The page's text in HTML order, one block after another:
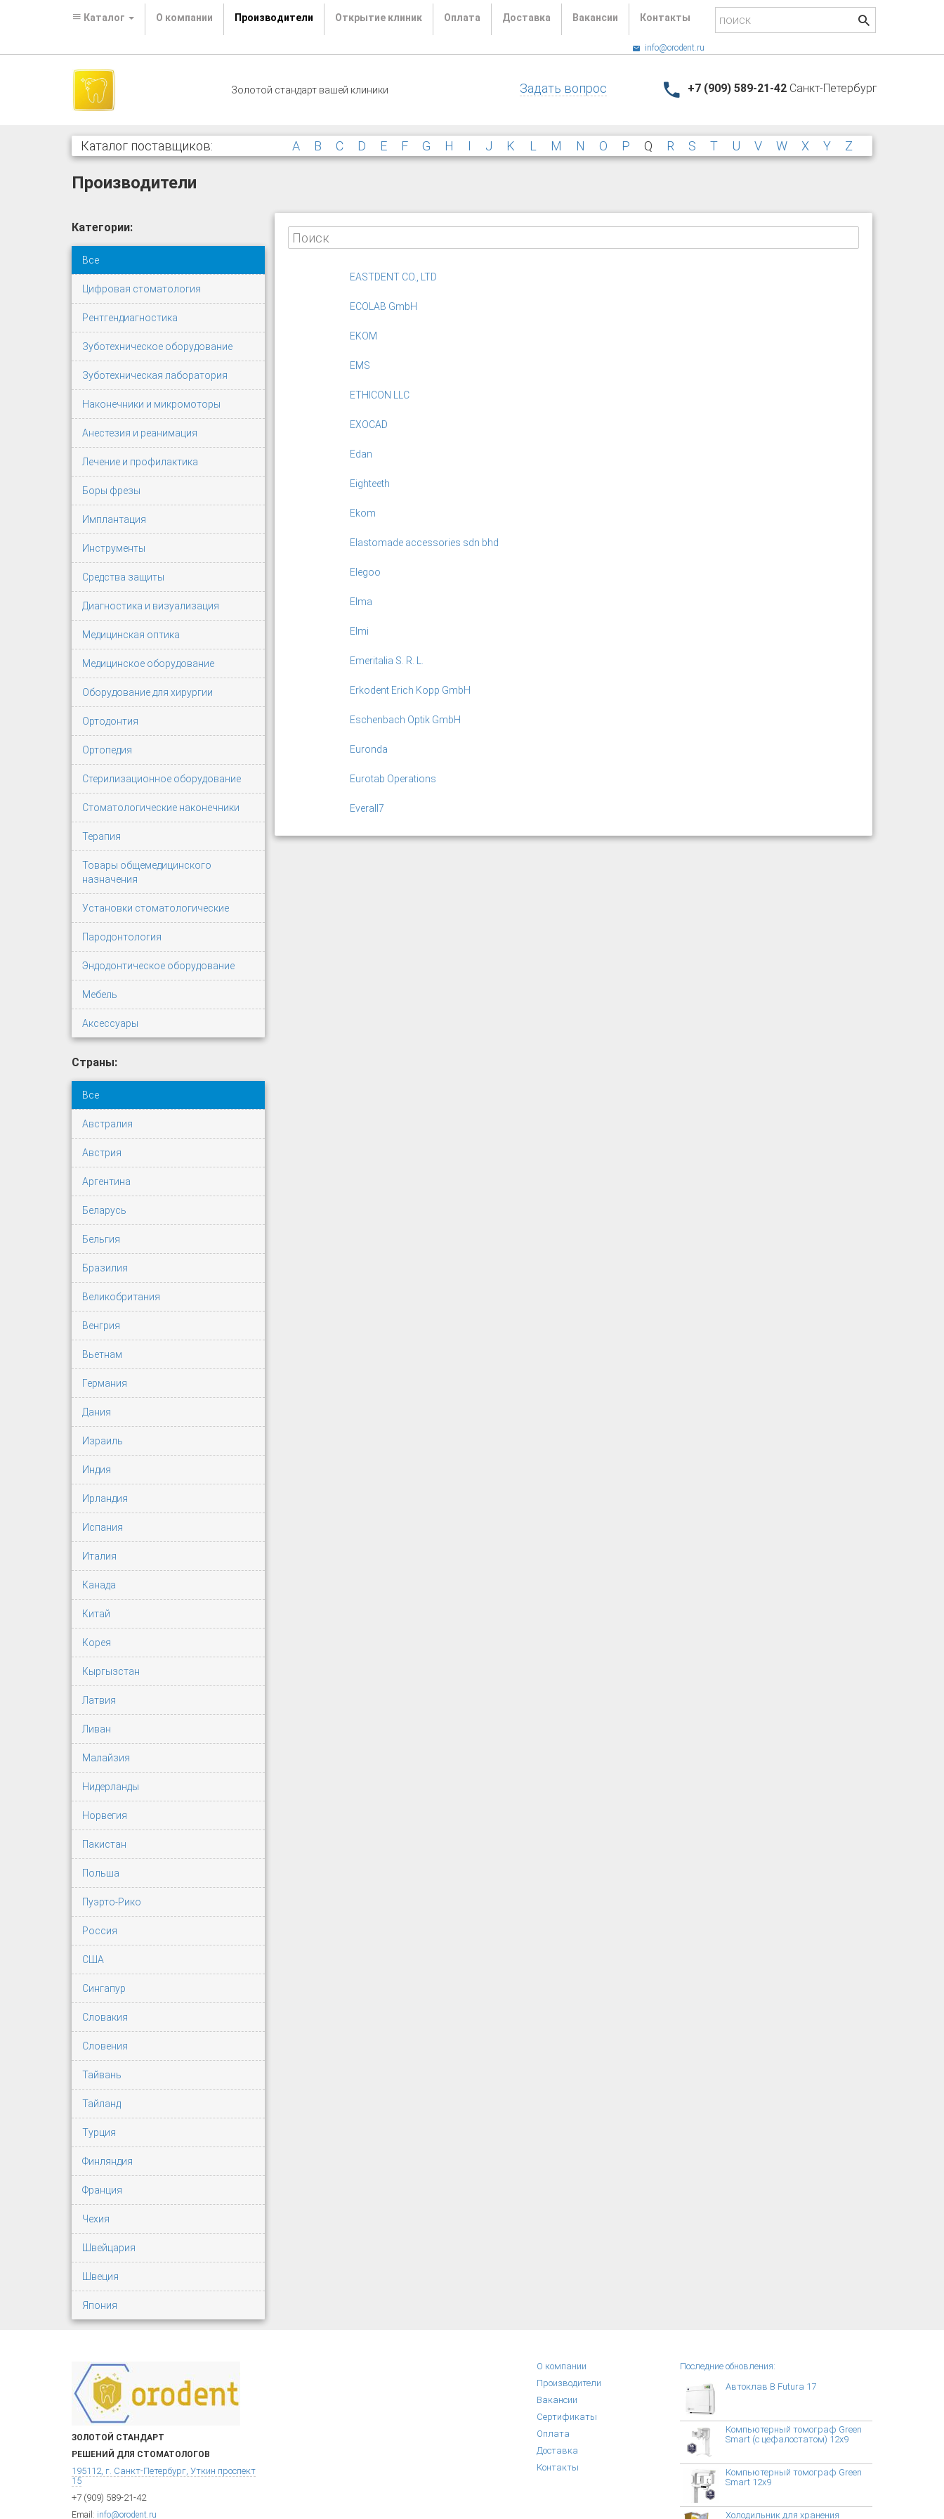
Каталог О компании Производители Открытие клиник Оплата Доставка Вакансии Контакты
info@orodent.ru
Золотой стандарт вашей клиники Задать вопрос +7 (909) 589-21-42 Санкт-Петербург
Каталог поставщиков: A B C D E F G H I J K L M N O P Q R S T U VW XY Z
Производители
Категории:
Все
Цифровая стоматология
Рентгендиагностика
Зуботехническое оборудование
Зуботехническая лаборатория
Наконечники и микромоторы
Анестезия и реанимация
Лечение и профилактика
Боры фрезы
Имплантация
Инструменты
Средства защиты
Диагностика и визуализация
Медицинская оптика
Медицинское оборудование
Оборудование для хирургии
Ортодонтия
Ортопедия
Стерилизационное оборудование
Стоматологические наконечники
Терапия
Товары общемедицинского
назначения
Установки стоматологические
Пародонтология
Эндодонтическое оборудование
Мебель
Аксессуары
Страны:
Все
Австралия
Австрия
Аргентина
Беларусь
Бельгия
Бразилия
Великобритания
Венгрия
Вьетнам
Германия
Дания
Израиль
Индия
Ирландия
Испания
Италия
Канада
Китай
Корея
Кыргызстан
Латвия
Ливан
Малайзия
Нидерланды
Норвегия
Пакистан
Польша
Пуэрто-Рико
Россия
США
Сингапур
Словакия
Словения
Тайвань
Тайланд
Турция
Финляндия
Франция
Чехия
Швейцария
Швеция
Япония
EASTDENT CO., LTD
ECOLAB GmbH
EKOM
EMS
ETHICON LLC
EXOCAD
Edan
Eighteeth
Ekom
Elastomade accessories sdn bhd
Elegoo
Elma
Elmi
Emeritalia S. R. L.
Erkodent Erich Kopp GmbH
Eschenbach Optik GmbH
Euronda
Eurotab Operations
Everall7
ЗОЛОТОЙ СТАНДАРТ
РЕШЕНИЙ ДЛЯ СТОМАТОЛОГОВ
195112, г. Санкт-Петербург, Уткин проспект
15
+7 (909) 589-21-42
Email: info@orodent.ru
О компании
Производители
Вакансии
Сертификаты
Оплата
Доставка
Контакты
Последние обновления:
Автоклав B Futura 17
Компьютерный томограф Green
Smart (с цефалостатом) 12x9
Компьютерный томограф Green
Smart 12x9
Холодильник для хранения